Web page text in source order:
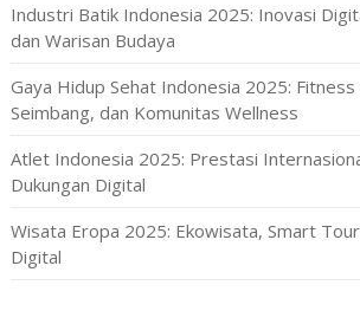
Industri Batik Indonesia 2025: Inovasi
dan Warisan Budaya
Gaya Hidup Sehat Indonesia 2025: Fitness
Seimbang, dan Komunitas Wellness
Atlet Indonesia 2025: Prestasi
Dukungan Digital
Wisata Eropa 2025: Ekowisata, Smart
Digital